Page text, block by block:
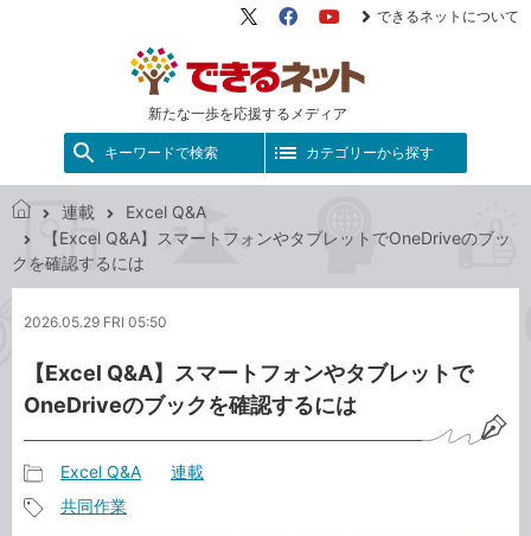
新たな一歩を応援するメディア
X（旧
FacebookYouTube
できるネットについて
キーワードで検索 カテゴリーから探す
き
ッ
連載
Excel Q&A
【Excel Q&A】スマートフォンやタブレットでOneDriveのブッ
クを確認するには
2026.05.29 FRI 05:50
【Excel Q&A】スマートフォンやタブレットで
OneDriveのブックを確認するには
事
Excel Q&A 連載
共同作業